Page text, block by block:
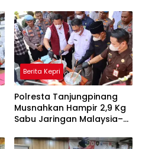
Berita Kepri
Polresta Tanjungpinang
Musnahkan Hampir 2,9 Kg
Sabu Jaringan Malaysia–
Ribuan Jiwa